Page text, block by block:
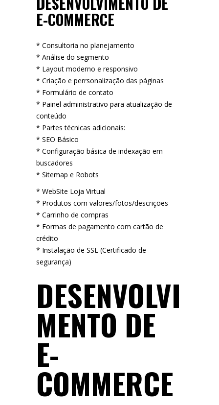
E-COMMERCE
* Consultoria no planejamento
* Análise do segmento
* Layout moderno e responsivo
* Criação e perrsonalização das páginas
* Formulário de contato
* Painel administrativo para atualização de
conteúdo
* Partes técnicas adicionais:
* SEO Básico
* Configuração básica de indexação em
buscadores
* Sitemap e Robots
* WebSite Loja Virtual
* Produtos com valores/fotos/descrições
* Carrinho de compras
* Formas de pagamento com cartão de
crédito
* Instalação de SSL (Certificado de
segurança)
DESENVOLVI
MENTO DE
E-
COMMERCE